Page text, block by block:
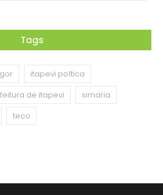
Tags
itapevi poítica
de itapevi
simaria
teco